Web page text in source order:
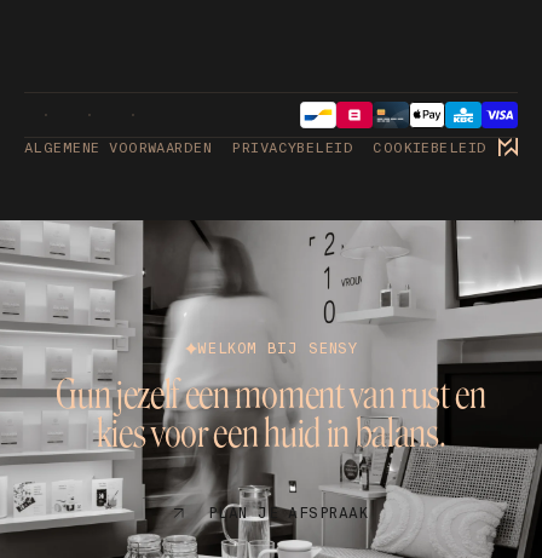
ALGEMENE VOORWAARDEN PRIVACYBELEID COOKIEBELEID
WELKOM BIJ SENSY
Gun jezelf een moment van rust en
kies voor een huid in balans.
PLAN JE AFSPRAAK